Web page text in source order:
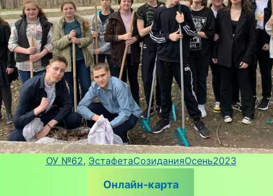
ОУ №62, ЭстафетаСозиданияОсень2023
Онлайн-карта